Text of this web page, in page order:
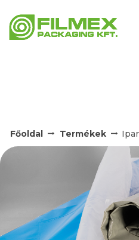
Főoldal Termékek